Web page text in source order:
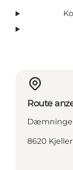
Route
8620